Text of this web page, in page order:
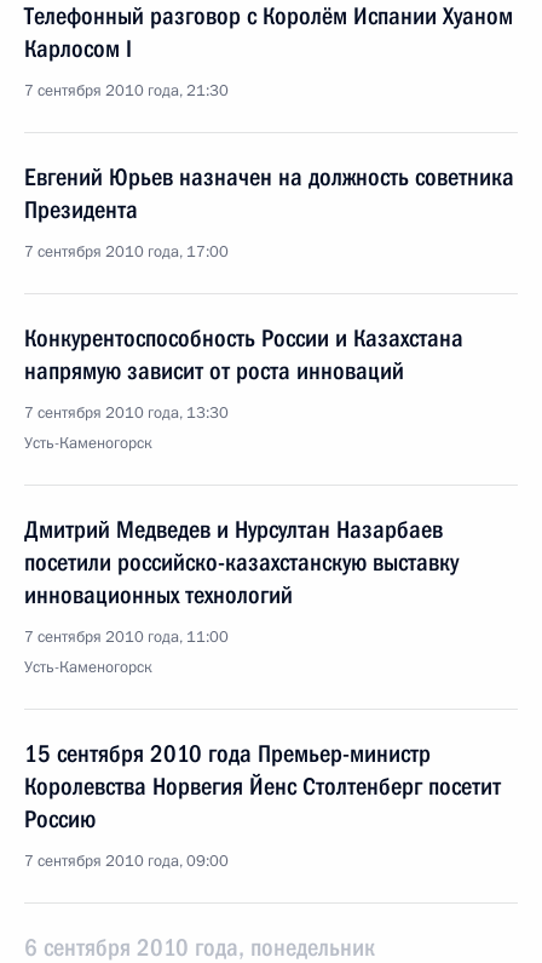
Телефонный разговор с Королём Испании Хуаном
Карлосом I
7 сентября 2010 года, 21:30
Евгений Юрьев назначен на должность советника
Президента
7 сентября 2010 года, 17:00
Конкурентоспособность России и Казахстана
напрямую зависит от роста инноваций
7 сентября 2010 года, 13:30
Усть-Каменогорск
Дмитрий Медведев и Нурсултан Назарбаев
посетили российско-казахстанскую выставку
инновационных технологий
7 сентября 2010 года, 11:00
Усть-Каменогорск
15 сентября 2010 года Премьер-министр
Королевства Норвегия Йенс Столтенберг посетит
Россию
7 сентября 2010 года, 09:00
6 сентября 2010 года, понедельник